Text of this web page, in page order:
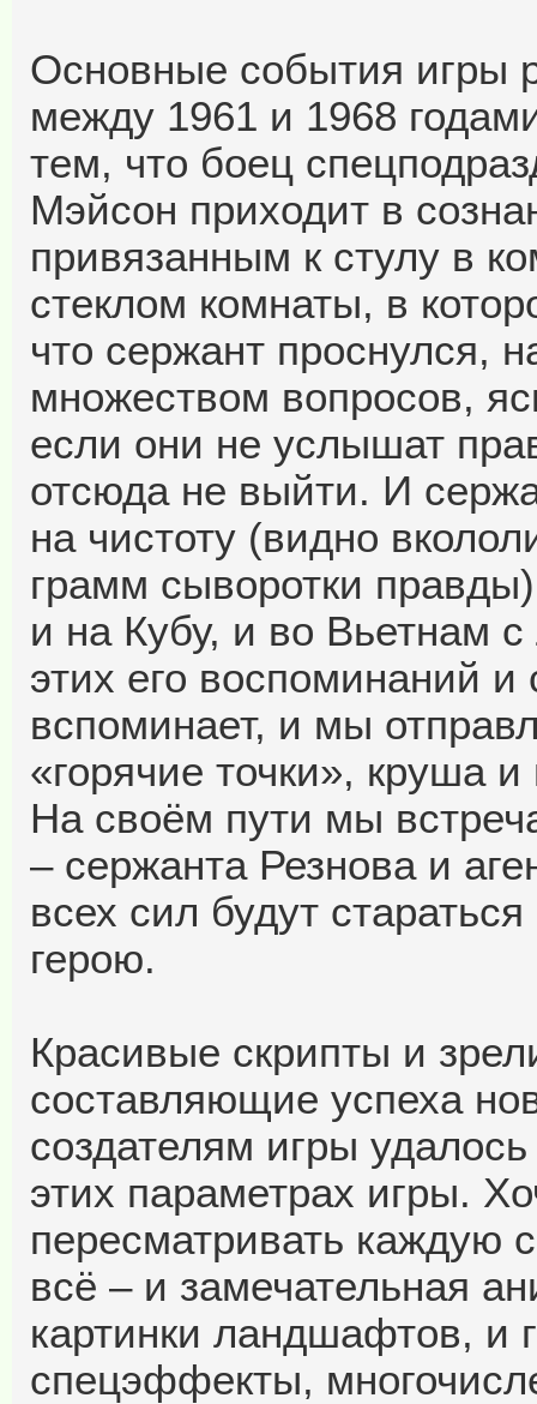
Основные события игры
между 1961 и 1968
тем, что боец
Мэйсон приходит в
привязанным к стулу в
стеклом комнаты, в
что сержант проснулся,
множеством вопросов,
если они не услышат
отсюда не выйти. И
на чистоту (видно
грамм сыворотки
и на Кубу, и во Вьетнам
этих его воспоминаний и
вспоминает, и мы
«горячие точки», круша
На своём пути мы
– сержанта Резнова и
всех сил будут
герою.
Красивые скрипты и
составляющие успеха
создателям игры
этих параметрах игры.
пересматривать каждую
всё – и замечательная
картинки ландшафтов, и
спецэффекты,